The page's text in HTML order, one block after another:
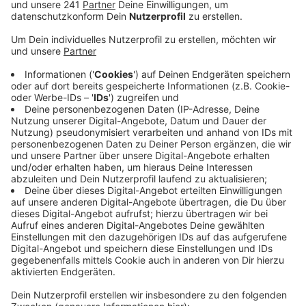
sogenanntes "Hilfeersuchen", das die
französischen Behörden über die EU gestellt
haben.
Anzeige
Heute Abend werden die Einsatzkräfte aus dem
RBRS-Land im Großraum Bordeaux ankommen. Mit
dabei sind auch Feuerwehrleute aus Düsseldorf,
Leverkusen, Ratingen und Niedersachsen. Insgesamt
sind es 65 Einsatzkräfte, die in einem Konvoi mit 20
Fahrzeugen und 4 Anhängern unterwegs sind. Hinzu
kommen noch Mitarbeitende der Johanniter, auch aus
Bonn, und einer Fachorganisation namens @fire.
Bereits im vergangenen Jahr war diese Waldbrand-
Spezialeinheit im Auslandseinsatz, damals am